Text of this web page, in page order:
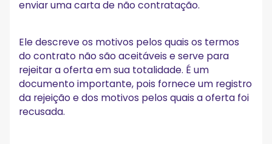
enviar uma carta de não contratação.
Ele descreve os motivos pelos quais os termos
do contrato não são aceitáveis e serve para
rejeitar a oferta em sua totalidade. É um
documento importante, pois fornece um registro
da rejeição e dos motivos pelos quais a oferta foi
recusada.